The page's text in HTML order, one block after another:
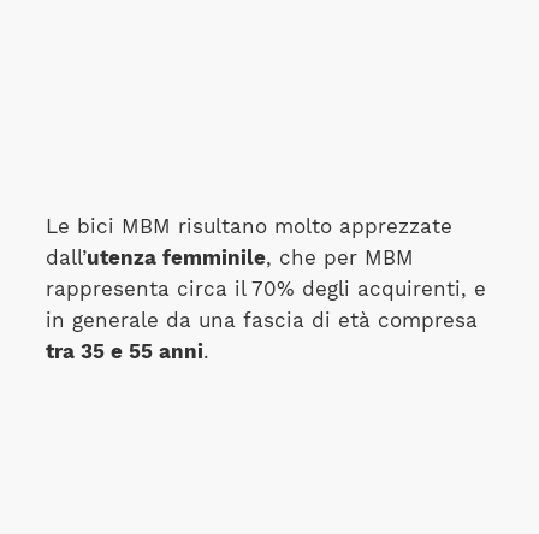
Le bici MBM risultano molto apprezzate
dall’utenza femminile, che per MBM
rappresenta circa il 70% degli acquirenti, e
in generale da una fascia di età compresa
tra 35 e 55 anni.